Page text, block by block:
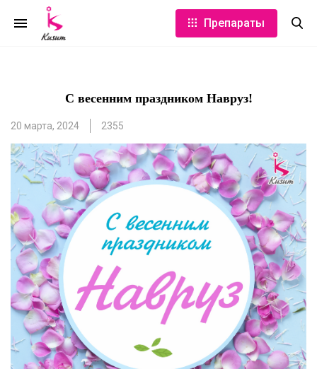
Препараты
С весенним праздником Навруз!
20 марта, 2024 2355